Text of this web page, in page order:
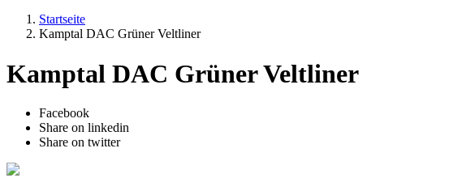
Startseite
Kamptal DAC Grüner Veltliner
Kamptal DAC Grüner Veltliner
Facebook
Share on linkedin
Share on twitter